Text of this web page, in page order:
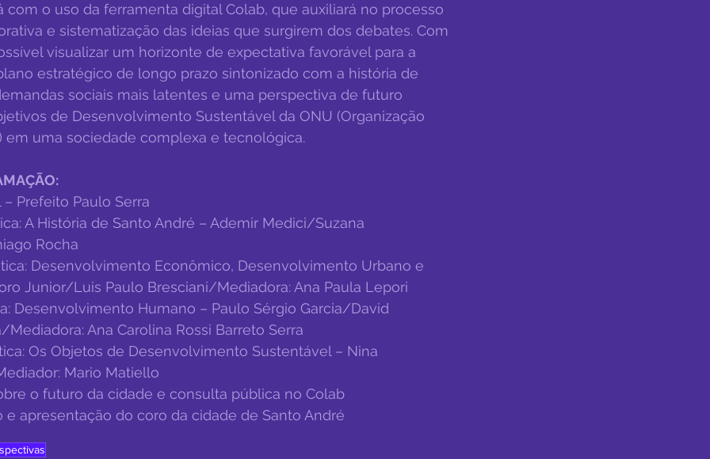
com o uso da ferramenta digital Colab, que auxiliará no processo
e sistematização das ideias que surgirem dos debates. Com
visualizar um horizonte de expectativa favorável para a
estratégico de longo prazo sintonizado com a história de
sociais mais latentes e uma perspectiva de futuro
de Desenvolvimento Sustentável da ONU (Organização
em uma sociedade complexa e tecnológica.
Prefeito Paulo Serra
A História de Santo André – Ademir Medici/Suzana
Rocha
Desenvolvimento Econômico, Desenvolvimento Urbano e
Junior/Luis Paulo Bresciani/Mediadora: Ana Paula Lepori
Desenvolvimento Humano – Paulo Sérgio Garcia/David
Ana Carolina Rossi Barreto Serra
Os Objetos de Desenvolvimento Sustentável – Nina
Mario Matiello
o futuro da cidade e consulta pública no Colab
e apresentação do coro da cidade de Santo André